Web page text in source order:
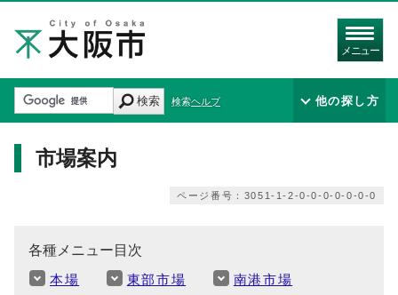
メニュー
検索 検索ヘルプ 他の探し方
市場案内
ページ番号：3051-1-2-0-0-0-0-0-0-0
各種メニュー目次
本場 東部市場 南港市場